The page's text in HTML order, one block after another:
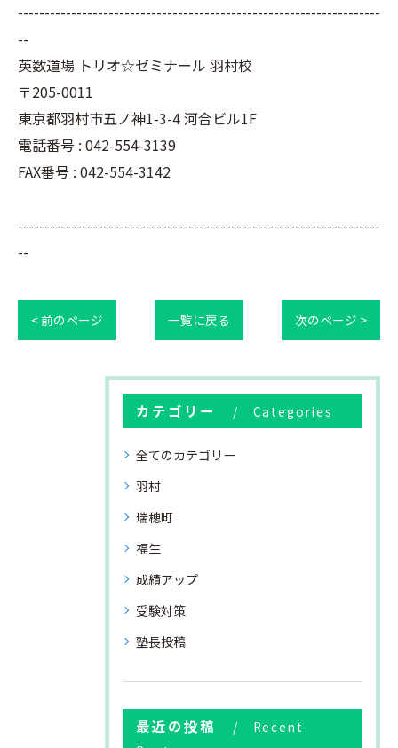
--------------------------------------------------------------------
--
英数道場 トリオ☆ゼミナール 羽村校
〒205-0011
東京都羽村市五ノ神1-3-4 河合ビル1F
電話番号 : 042-554-3139
FAX番号 : 042-554-3142
--------------------------------------------------------------------
--
< 前のページ 一覧に戻る 次のページ >
カテゴリー Categories
全てのカテゴリー
羽村
瑞穂町
福生
成績アップ
受験対策
塾長投稿
最近の投稿
Recent